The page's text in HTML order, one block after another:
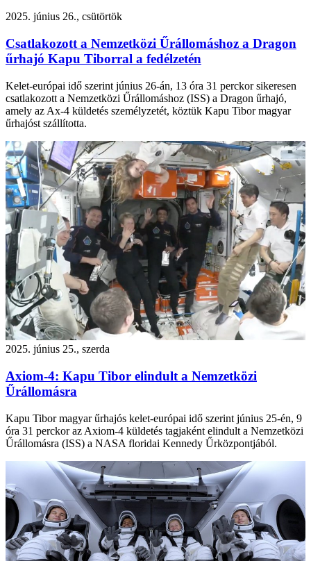
2025. június 26., csütörtök
Csatlakozott a Nemzetközi Űrállomáshoz a Dragon
űrhajó Kapu Tiborral a fedélzetén
Kelet-európai idő szerint június 26-án, 13 óra 31 perckor sikeresen
csatlakozott a Nemzetközi Űrállomáshoz (ISS) a Dragon űrhajó,
amely az Ax-4 küldetés személyzetét, köztük Kapu Tibor magyar
űrhajóst szállította.
2025. június 25., szerda
Axiom-4: Kapu Tibor elindult a Nemzetközi
Űrállomásra
Kapu Tibor magyar űrhajós kelet-európai idő szerint június 25-én, 9
óra 31 perckor az Axiom-4 küldetés tagjaként elindult a Nemzetközi
Űrállomásra (ISS) a NASA floridai Kennedy Űrközpontjából.